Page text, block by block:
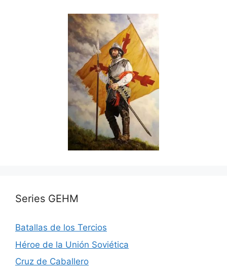
Series GEHM
Batallas de los Tercios
Héroe de la Unión Soviética
Cruz de Caballero